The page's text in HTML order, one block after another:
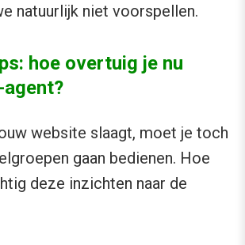
natuurlijk niet voorspellen.
hoe overtuig je nu
agent?
website slaagt, moet je toch
gaan bedienen. Hoe
deze inzichten naar de